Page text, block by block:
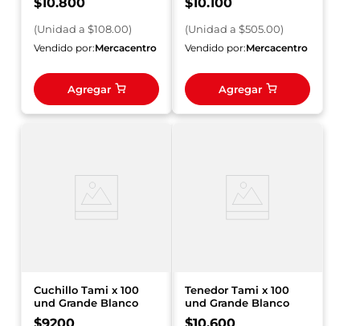
(Unidad a $108.00)
Vendido por:Mercacentro
Agregar
(Unidad a $505.00)
Vendido por:Mercacentro
Agregar
Cuchillo Tami x 100
und Grande Blanco
Tenedor Tami x 100
und Grande Blanco